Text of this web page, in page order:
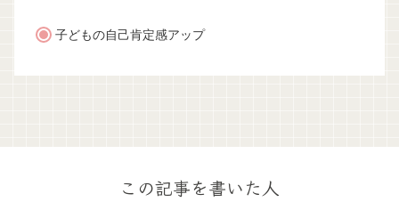
子どもの自己肯定感アップ
この記事を書いた人